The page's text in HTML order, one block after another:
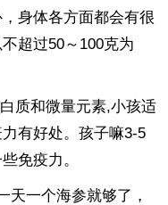
身体各方面都会有很
超过50～100克为
质和微量元素,小孩适
有好处。孩子嘛3-5
免疫力。
天一个海参就够了，